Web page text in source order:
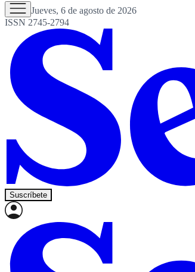
Jueves, 6 de agosto de 2026
ISSN 2745-2794
Suscríbete